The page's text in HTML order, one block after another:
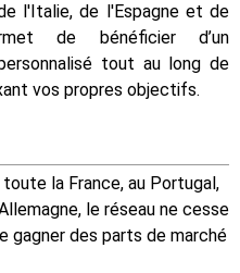
l'Italie, de l'Espagne et de
de bénéficier d’un
tout au long de
vos propres objectifs.
la France, au Portugal,
le réseau ne cesse
gagner des parts de marché